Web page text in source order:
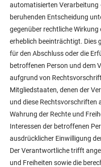
automatisierten Verarbeitung
beruhenden Entscheidung
gegenüber rechtliche
erheblich beeinträchtigt. Dies
für den Abschluss oder die
betroffenen Person und dem
aufgrund von
Mitgliedstaaten, denen der
und diese Rechtsvorschriften
Wahrung der Rechte und
Interessen der betroffenen
ausdrücklicher Einwilligung
Der Verantwortliche trifft
und Freiheiten sowie die